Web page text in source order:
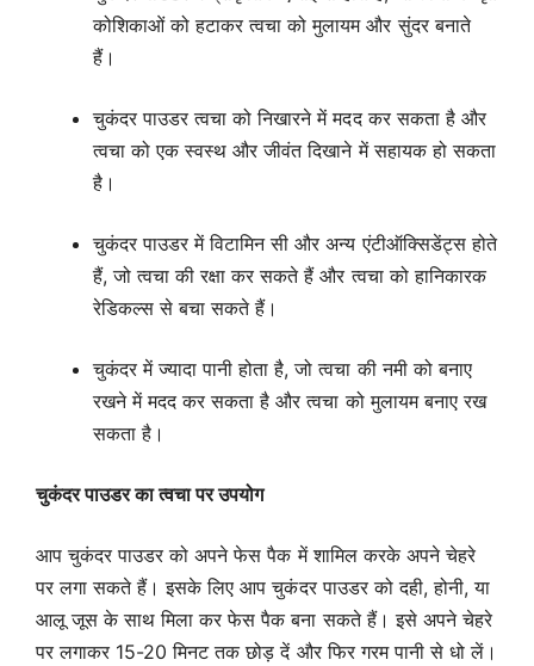
कोशिकाओं को हटाकर त्वचा को मुलायम और सुंदर बनाते
हैं।
चुकंदर पाउडर त्वचा को निखारने में मदद कर सकता है और
त्वचा को एक स्वस्थ और जीवंत दिखाने में सहायक हो सकता
है।
चुकंदर पाउडर में विटामिन सी और अन्य एंटीऑक्सिडेंट्स होते
हैं, जो त्वचा की रक्षा कर सकते हैं और त्वचा को हानिकारक
रेडिकल्स से बचा सकते हैं।
चुकंदर में ज्यादा पानी होता है, जो त्वचा की नमी को बनाए
रखने में मदद कर सकता है और त्वचा को मुलायम बनाए रख
सकता है।
चुकंदर पाउडर का त्वचा पर उपयोग
आप चुकंदर पाउडर को अपने फेस पैक में शामिल करके अपने चेहरे
पर लगा सकते हैं। इसके लिए आप चुकंदर पाउडर को दही, होनी, या
आलू जूस के साथ मिला कर फेस पैक बना सकते हैं। इसे अपने चेहरे
पर लगाकर 15-20 मिनट तक छोड़ दें और फिर गरम पानी से धो लें।